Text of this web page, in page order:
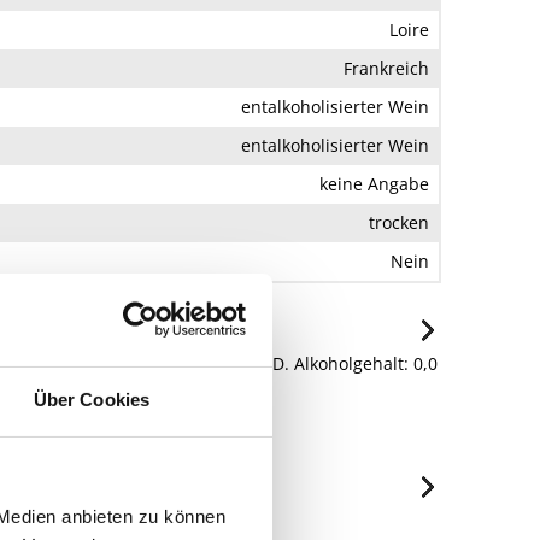
Über Cookies
anbieten zu können
Loire
Frankreich
entalkoholisierter Wein
entalkoholisierter Wein
keine Angabe
trocken
Nein
SCHWEFELDIOXID. Alkoholgehalt: 0,0
34500 BEZIERS, Frankreich.